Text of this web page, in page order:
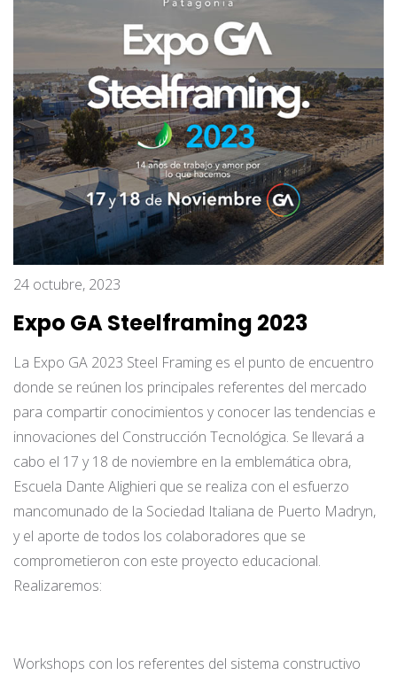
24 octubre, 2023
Expo GA Steelframing 2023
La Expo GA 2023 Steel Framing es el punto de encuentro
donde se reúnen los principales referentes del mercado
para compartir conocimientos y conocer las tendencias e
innovaciones del Construcción Tecnológica. Se llevará a
cabo el 17 y 18 de noviembre en la emblemática obra,
Escuela Dante Alighieri que se realiza con el esfuerzo
mancomunado de la Sociedad Italiana de Puerto Madryn,
y el aporte de todos los colaboradores que se
comprometieron con este proyecto educacional.
Realizaremos:
Workshops con los referentes del sistema constructivo